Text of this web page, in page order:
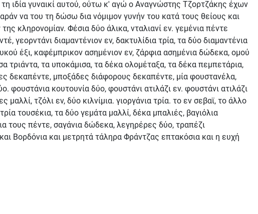
ιδία γυναικί αυτού, ούτω κ' αγώ ο Αναγνώστης Τζορτζάκης έχων
να του τη δώσω δια νόμιμον γυνήν του κατά τους θείους και
κληρονομίαν. Φέσια δύο άλικα, νταλιανί εν. γεμένια πέντε
γεορντάνι διαμαντένιον εν, δακτυλίδια τρία, τα δύο διαμαντένια
έξι, καφέμπρικον ασημένιον εν, ζάρφια ασημένια δώδεκα, ομού
τριάντα, τα υποκάμισα, τα δέκα ολομέταξα, τα δέκα πεμπετάρια,
δεκαπέντε, μποξάδες διάφορους δεκαπέντε, μία φουστανέλα,
φουστάνια κουτουνία δύο, φουστάνι ατιλάζι εν. φουστάνι ατιλάζι
τζόλι εν, δύο κιλνίμια. γιοργάνια τρία. το εν σεβαϊ, το άλλο
τουσέκια, τα δύο γεμάτα μαλλί, δέκα μπαλιές, βαγιόλια
τους πέντε, σαγάνια δώδεκα, λεγηρέρες δύο, τραπέζι
Βορδόνια και μετρητά τάληρα Φράντζας επτακόσια και η ευχή